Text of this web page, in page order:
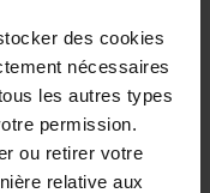
des cookies
nécessaires
les autres types
permission.
ou retirer votre
relative aux